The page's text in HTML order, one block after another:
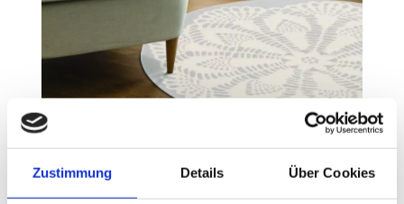
Zustimmung Details Über Cookies
Wie dekorieren Sie das Zimmer eines Kindes? Viele Eltern